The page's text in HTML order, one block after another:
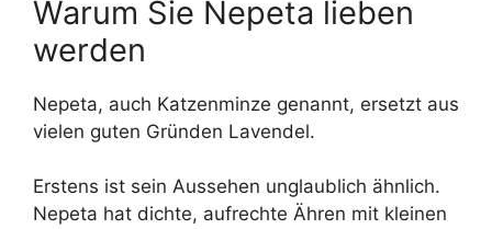
Warum Sie Nepeta lieben
werden
Nepeta, auch Katzenminze genannt, ersetzt aus
vielen guten Gründen Lavendel.
Erstens ist sein Aussehen unglaublich ähnlich.
Nepeta hat dichte, aufrechte Ähren mit kleinen